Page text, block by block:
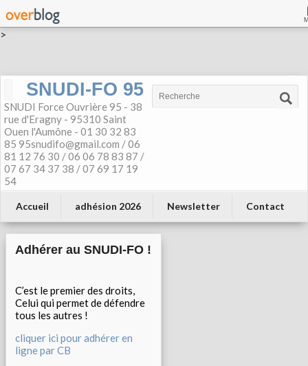
>
SNUDI-FO 95
SNUDI Force Ouvrière 95 - 38
rue d'Eragny - 95310 Saint
Ouen l'Aumône - 01 30 32 83
85 95snudifo@gmail.com / 06
81 12 76 30 / 06 06 78 83 87 /
07 67 34 37 38 / 07 69 17 19
54
Accueil adhésion 2026 Newsletter Contact
Adhérer au SNUDI-FO !
C’est le premier des droits,
Celui qui permet de défendre
tous les autres !
cliquer ici pour adhérer en
ligne par CB